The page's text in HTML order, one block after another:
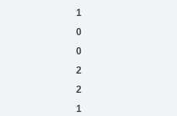
1
0
0
2
2
1